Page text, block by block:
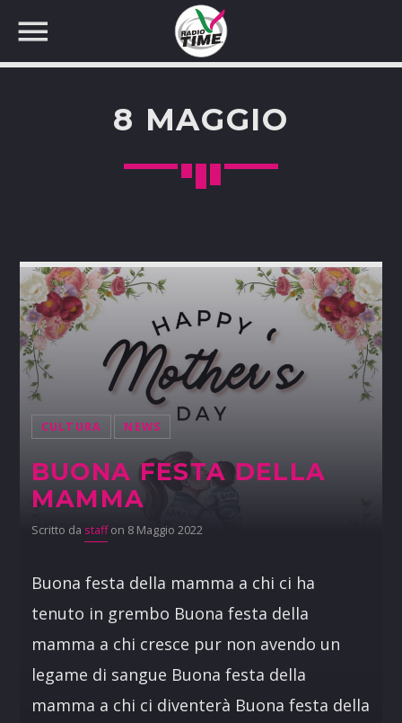
8 MAGGIO
CULTURA NEWS
BUONA FESTA DELLA
MAMMA
Scritto da staffon 8 Maggio 2022
Buona festa della mamma a chi ci ha
tenuto in grembo Buona festa della
mamma a chi cresce pur non avendo un
legame di sangue Buona festa della
mamma a chi ci diventerà Buona festa della